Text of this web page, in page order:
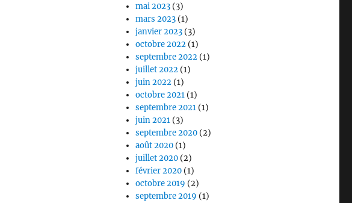
mai 2023 (3)
mars 2023 (1)
janvier 2023 (3)
octobre 2022 (1)
septembre 2022 (1)
juillet 2022 (1)
juin 2022 (1)
octobre 2021 (1)
septembre 2021 (1)
juin 2021 (3)
septembre 2020 (2)
août 2020 (1)
juillet 2020 (2)
février 2020 (1)
octobre 2019 (2)
septembre 2019 (1)